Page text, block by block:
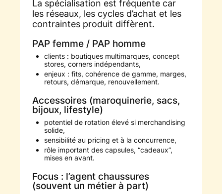
La spécialisation est fréquente car
les réseaux, les cycles d’achat et les
contraintes produit diffèrent.
PAP femme / PAP homme
clients : boutiques multimarques, concept
stores, corners indépendants,
enjeux : fits, cohérence de gamme, marges,
retours, démarque, renouvellement.
Accessoires (maroquinerie, sacs,
bijoux, lifestyle)
potentiel de rotation élevé si merchandising
solide,
sensibilité au pricing et à la concurrence,
rôle important des capsules, “cadeaux”,
mises en avant.
Focus : l’agent chaussures
(souvent un métier à part)